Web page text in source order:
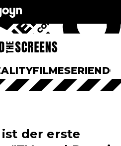
FILMESERIEN
ist der erste